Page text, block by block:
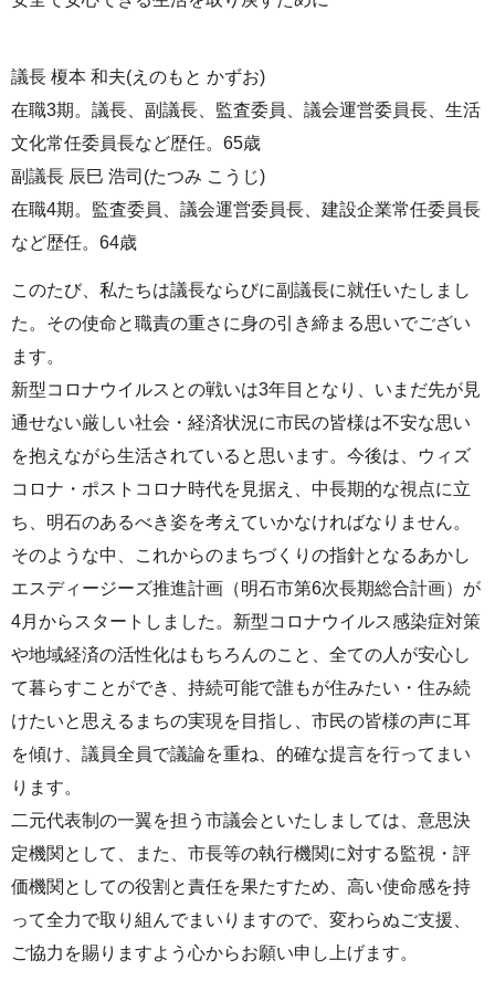
議長 榎本 和夫(えのもと かずお)
在職3期。議長、副議長、監査委員、議会運営委員長、生活
文化常任委員長など歴任。65歳
副議長 辰巳 浩司(たつみ こうじ)
在職4期。監査委員、議会運営委員長、建設企業常任委員長
など歴任。64歳
このたび、私たちは議長ならびに副議長に就任いたしまし
た。その使命と職責の重さに身の引き締まる思いでござい
ます。
新型コロナウイルスとの戦いは3年目となり、いまだ先が見
通せない厳しい社会・経済状況に市民の皆様は不安な思い
を抱えながら生活されていると思います。今後は、ウィズ
コロナ・ポストコロナ時代を見据え、中長期的な視点に立
ち、明石のあるべき姿を考えていかなければなりません。
そのような中、これからのまちづくりの指針となるあかし
エスディージーズ推進計画（明石市第6次長期総合計画）が
4月からスタートしました。新型コロナウイルス感染症対策
や地域経済の活性化はもちろんのこと、全ての人が安心し
て暮らすことができ、持続可能で誰もが住みたい・住み続
けたいと思えるまちの実現を目指し、市民の皆様の声に耳
を傾け、議員全員で議論を重ね、的確な提言を行ってまい
ります。
二元代表制の一翼を担う市議会といたしましては、意思決
定機関として、また、市長等の執行機関に対する監視・評
価機関としての役割と責任を果たすため、高い使命感を持
って全力で取り組んでまいりますので、変わらぬご支援、
ご協力を賜りますよう心からお願い申し上げます。